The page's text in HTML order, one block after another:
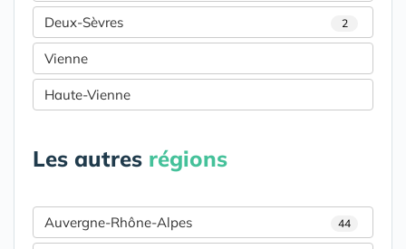
Deux-Sèvres 2
Vienne
Haute-Vienne
Les autres régions
Auvergne-Rhône-Alpes 44